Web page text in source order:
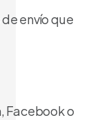
envío que
Facebook o